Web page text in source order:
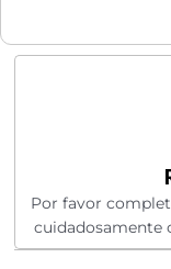
Por favor
cuidadosamente